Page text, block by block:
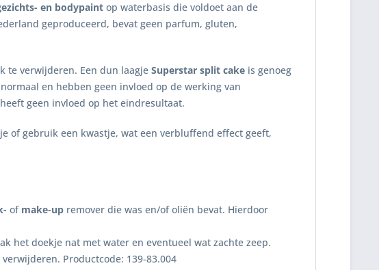
en bodypaint op waterbasis die voldoet aan de
geproduceerd, bevat geen parfum, gluten,
te verwijderen. Een dun laagje Superstar split cake is genoeg
en hebben geen invloed op de werking van
geen invloed op het eindresultaat.
of gebruik een kwastje, wat een verbluffend effect geeft,
of make-up remover die was en/of oliën bevat. Hierdoor
het doekje nat met water en eventueel wat zachte zeep.
Productcode: 139-83.004